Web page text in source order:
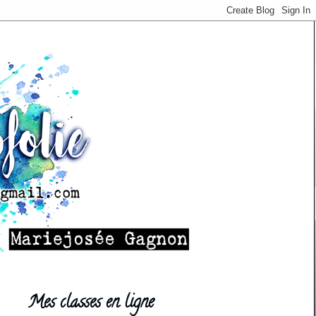
Mes classes en ligne